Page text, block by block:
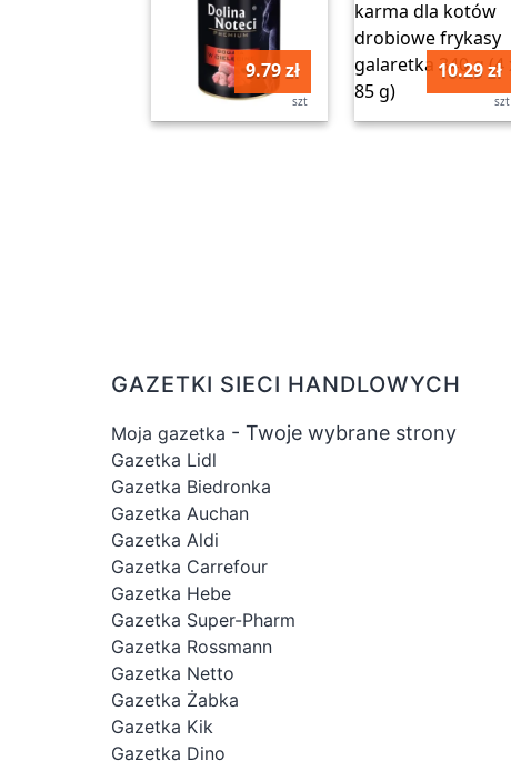
9.79 zł
szt
10.29 zł
szt
GAZETKI SIECI HANDLOWYCH
Moja gazetka - Twoje wybrane strony
Gazetka Lidl
Gazetka Biedronka
Gazetka Auchan
Gazetka Aldi
Gazetka Carrefour
Gazetka Hebe
Gazetka Super-Pharm
Gazetka Rossmann
Gazetka Netto
Gazetka Żabka
Gazetka Kik
Gazetka Dino